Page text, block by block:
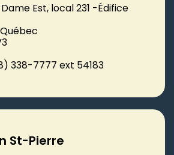
Est, local 231 -Édifice
338-7777 ext 54183
St-Pierre